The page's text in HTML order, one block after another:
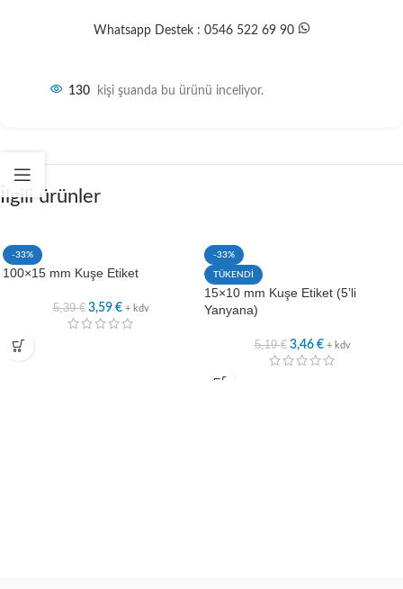
Whatsapp Destek : 0546 522 69 90
130 kişi şuanda bu ürünü inceliyor.
İlgili ürünler
-33%
100×15 mm Kuşe Etiket
5,39€ 3,59 € + kdv
-33%
TÜKENDİ
15×10 mm Kuşe Etiket (5’li
Yanyana)
5,19€ 3,46 € + kdv